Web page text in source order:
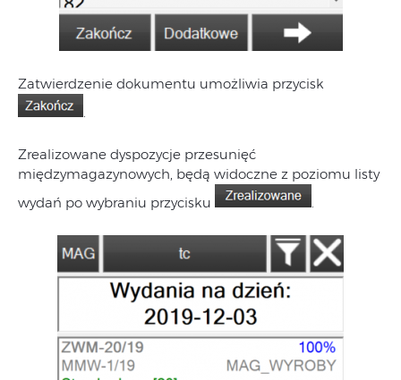
Zatwierdzenie dokumentu umożliwia przycisk
.
Zrealizowane dyspozycje przesunięć
międzymagazynowych, będą widoczne z poziomu listy
wydań po wybraniu przycisku
.